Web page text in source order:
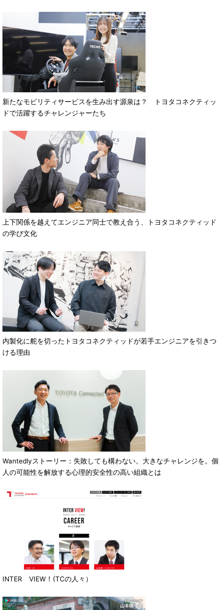
新たなモビリティサービスを生み出す源泉は？ トヨタコネクティッ
ドで活躍するチャレンジャーたち
上下関係を越えてエンジニア同士で教え合う、トヨタコネクティッド
の学び文化
内製化に舵を切ったトヨタコネクティッドが若手エンジニアを引きつ
ける理由
Wantedlyストーリー：失敗しても構わない。大きなチャレンジを。個
人の可能性を解放する心理的安全性の高い組織とは
INTER VIEW！(TCの人々）